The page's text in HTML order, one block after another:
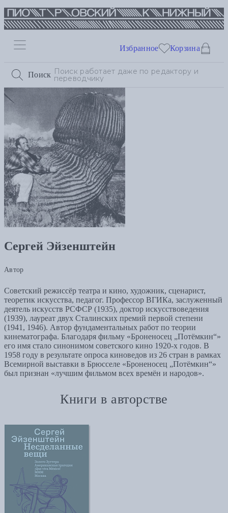
Поиск
Избранное Корзина
Сергей Эйзенштейн
Автор
Советский режиссёр театра и кино, художник, сценарист,
теоретик искусства, педагог. Профессор ВГИКа, заслуженный
деятель искусств РСФСР (1935), доктор искусствоведения
(1939), лауреат двух Сталинских премий первой степени
(1941, 1946). Автор фундаментальных работ по теории
кинематографа. Благодаря фильму «Броненосец „Потёмкин“»
его имя стало синонимом советского кино 1920-х годов. В
1958 году в результате опроса киноведов из 26 стран в рамках
Всемирной выставки в Брюсселе «Броненосец „Потёмкин“»
был признан «лучшим фильмом всех времён и народов».
Книги в авторстве